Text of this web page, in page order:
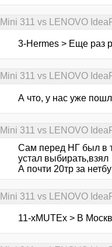
311 vs LENOVO
3-Hermes > Еще раз
311 vs LENOVO
А что, у нас уже
311 vs LENOVO
Сам перед НГ был в
устал
А почти 20тр за
311 vs LENOVO
11-xMUTEx > В